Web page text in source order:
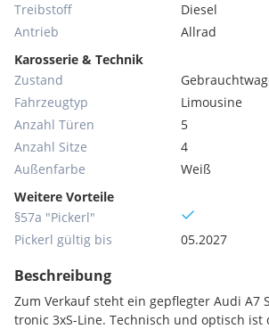
Treibstoff
Diesel
Antrieb
Allrad
Karosserie & Technik
Zustand
Fahrzeugtyp
Limousine
Anzahl Türen
5
Anzahl Sitze
4
Außenfarbe
Weiß
Weitere Vorteile
§57a "Pickerl"
Pickerl gültig bis
05.2027
Beschreibung
Zum Verkauf steht ein gepflegter Audi A7
tronic 3xS-Line. Technisch und optisch ist